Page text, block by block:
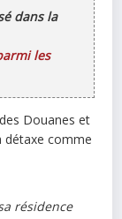
dans la
les
Douanes et
détaxe comme
résidence